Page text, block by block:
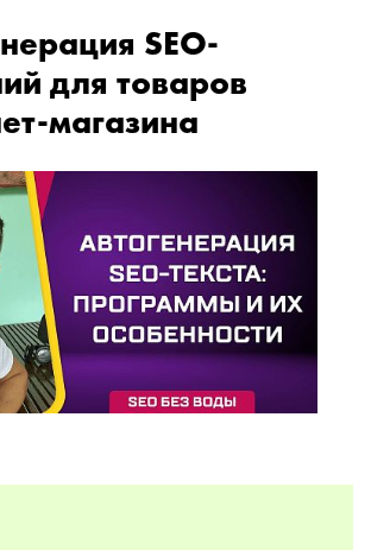
SEO-
для товаров
магазина